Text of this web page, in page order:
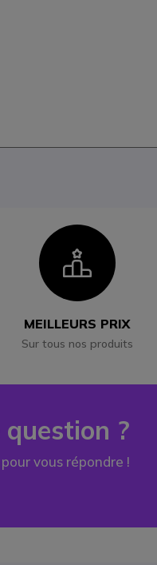
Icon
MEILLEURS PRIX
Sur tous nos produits
question ?
vous répondre !